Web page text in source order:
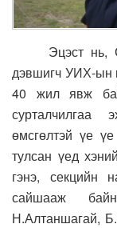
Эцэст нь,
дэвшигч УИХ-ын
40 жил явж
сурталчилгаа
өмсгөлтэй үе
тулсан үед
гэнэ, секцийн
сайшааж
Н.Алтаншагай,